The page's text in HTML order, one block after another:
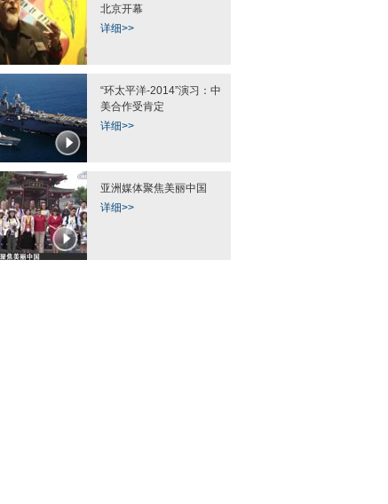
北京开幕
详细>>
“环太平洋-2014”演习：中
美合作受肯定
详细>>
亚洲媒体聚焦美丽中国
详细>>